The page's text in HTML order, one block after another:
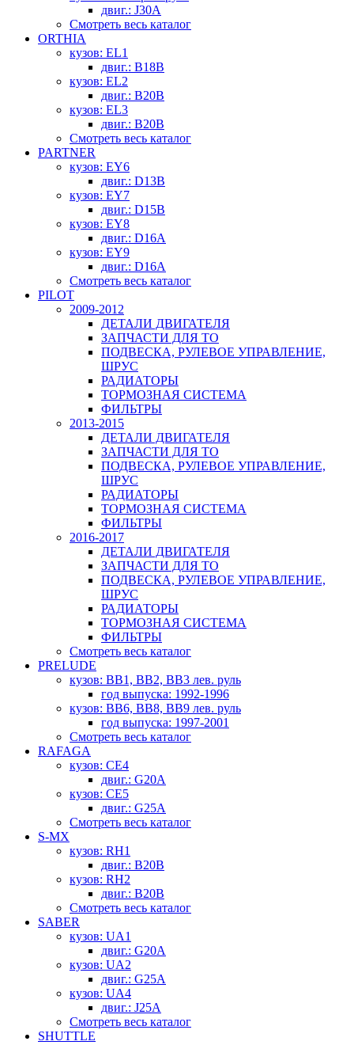
двиг.: J30A
Смотреть весь каталог
ORTHIA
кузов: EL1
двиг.: B18B
кузов: EL2
двиг.: B20B
кузов: EL3
двиг.: B20B
Смотреть весь каталог
PARTNER
кузов: EY6
двиг.: D13B
кузов: EY7
двиг.: D15B
кузов: EY8
двиг.: D16A
кузов: EY9
двиг.: D16A
Смотреть весь каталог
PILOT
2009-2012
ДЕТАЛИ ДВИГАТЕЛЯ
ЗАПЧАСТИ ДЛЯ ТО
ПОДВЕСКА, РУЛЕВОЕ УПРАВЛЕНИЕ,
ШРУС
РАДИАТОРЫ
ТОРМОЗНАЯ СИСТЕМА
ФИЛЬТРЫ
2013-2015
ДЕТАЛИ ДВИГАТЕЛЯ
ЗАПЧАСТИ ДЛЯ ТО
ПОДВЕСКА, РУЛЕВОЕ УПРАВЛЕНИЕ,
ШРУС
РАДИАТОРЫ
ТОРМОЗНАЯ СИСТЕМА
ФИЛЬТРЫ
2016-2017
ДЕТАЛИ ДВИГАТЕЛЯ
ЗАПЧАСТИ ДЛЯ ТО
ПОДВЕСКА, РУЛЕВОЕ УПРАВЛЕНИЕ,
ШРУС
РАДИАТОРЫ
ТОРМОЗНАЯ СИСТЕМА
ФИЛЬТРЫ
Смотреть весь каталог
PRELUDE
кузов: BB1, BB2, BB3 лев. руль
год выпуска: 1992-1996
кузов: BB6, BB8, BB9 лев. руль
год выпуска: 1997-2001
Смотреть весь каталог
RAFAGA
кузов: CE4
двиг.: G20A
кузов: CE5
двиг.: G25A
Смотреть весь каталог
S-MX
кузов: RH1
двиг.: B20B
кузов: RH2
двиг.: B20B
Смотреть весь каталог
SABER
кузов: UA1
двиг.: G20A
кузов: UA2
двиг.: G25A
кузов: UA4
двиг.: J25A
Смотреть весь каталог
SHUTTLE